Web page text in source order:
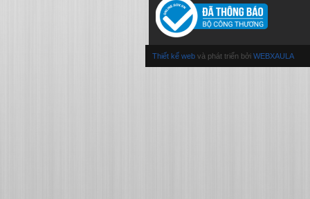
Thiết kế web và phát triển bởi WEBXAULA